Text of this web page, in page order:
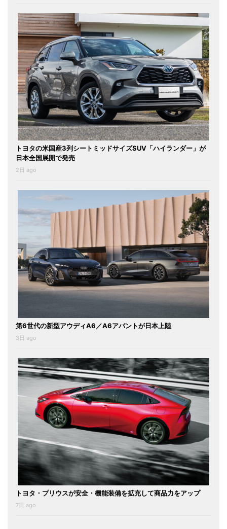
トヨタの米国産3列シートミッドサイズSUV「ハイランダー」が
日本全国展開で発売
2日 ago
第6世代の新型アウディA6／A6アバントが日本上陸
3日 ago
トヨタ・プリウスが安全・機能装備を拡充して商品力をアップ
7日 ago